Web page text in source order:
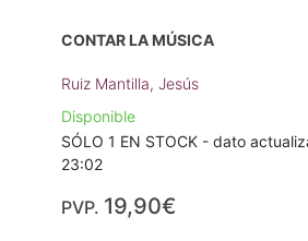
CONTAR LA MÚSICA
Ruiz Mantilla, Jesús
Disponible
SÓLO 1 EN STOCK - dato
23:02
PVP. 19,90€